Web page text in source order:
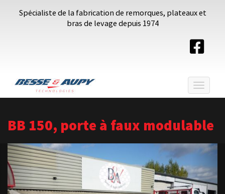
Spécialiste de la fabrication de remorques, plateaux et
bras de levage depuis 1974
Toggle
BB 150, porte à faux modulable